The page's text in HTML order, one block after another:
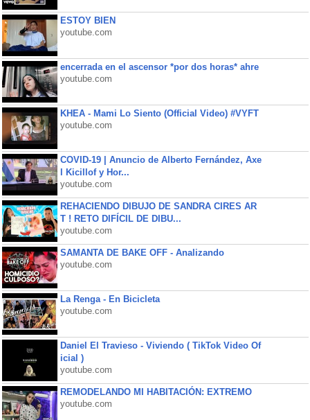
ESTOY BIEN
youtube.com
encerrada en el ascensor *por dos horas* ahre
youtube.com
KHEA - Mami Lo Siento (Official Video) #VYFT
youtube.com
COVID-19 | Anuncio de Alberto Fernández, Axe
l Kicillof y Hor...
youtube.com
REHACIENDO DIBUJO DE SANDRA CIRES AR
T ! RETO DIFÍCIL DE DIBU...
youtube.com
SAMANTA DE BAKE OFF - Analizando
youtube.com
La Renga - En Bicicleta
youtube.com
Daniel El Travieso - Viviendo ( TikTok Video Of
icial )
youtube.com
REMODELANDO MI HABITACIÓN: EXTREMO
youtube.com